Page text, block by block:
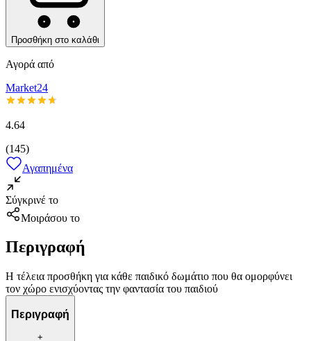
Προσθήκη στο καλάθι
Αγορά από
Market24
4.64
(145)
Αγαπημένα
Σύγκρινέ το
Μοιράσου το
Περιγραφή
Η τέλεια προσθήκη για κάθε παιδικό δωμάτιο που θα ομορφύνει
τον χώρο ενισχύοντας την φαντασία του παιδιού
Περιγραφή
+